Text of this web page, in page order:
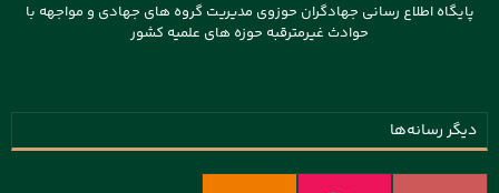
پایگاه اطلاع رسانی جهادگران حوزوی مدیریت گروه های جهادی و مواجهه با
حوادث غیرمترقبه حوزه های علمیه کشور
دیگر رسانه‌ها